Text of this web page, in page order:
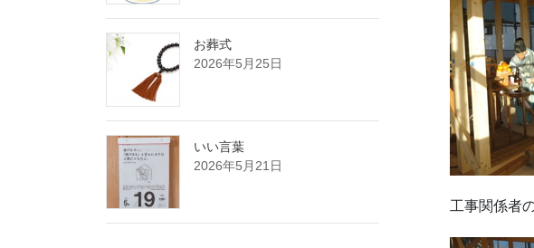
工事関係者
お葬式
2026年5月25日
いい言葉
2026年5月21日